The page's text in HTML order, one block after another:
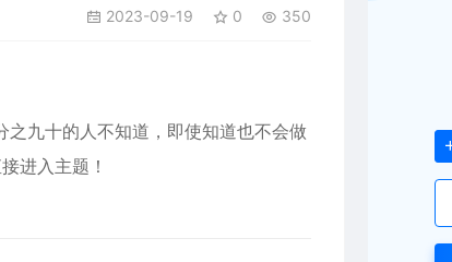
2023-09-19 0 350
之九十的人不知道，即使知道也不会做
进入主题！